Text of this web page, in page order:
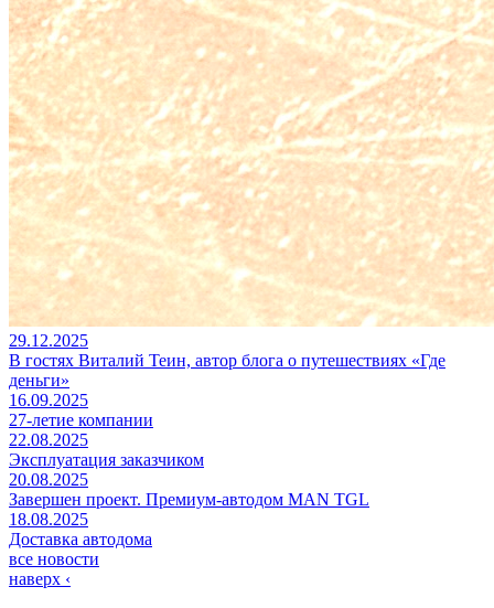
29.12.2025
В гостях Виталий Теин, автор блога о путешествиях «Где
деньги»
16.09.2025
27-летие компании
22.08.2025
Эксплуатация заказчиком
20.08.2025
Завершен проект. Премиум-автодом MAN TGL
18.08.2025
Доставка автодома
все новости
наверх ‹